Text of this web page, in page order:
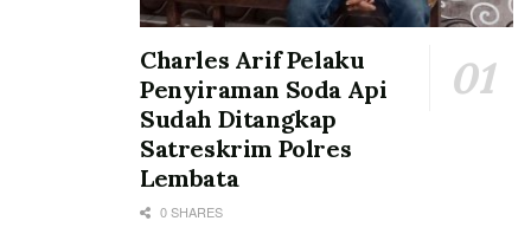
Charles Arif Pelaku
Penyiraman Soda Api
Sudah Ditangkap
Satreskrim Polres
Lembata
0 SHARES